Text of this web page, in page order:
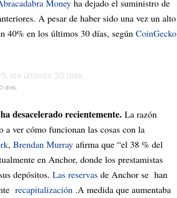
Money ha dejado el suministro de
A pesar de haber sido una vez un alto
en los últimos 30 días, según CoinGecko
días.
desacelerado recientemente. La razón
a ver cómo funcionan las cosas con la
, Brendan Murray afirma que “el 38 % del
en Anchor, donde los prestamistas
depósitos. Las reservas de Anchor se han
recapitalización .A medida que aumentaba